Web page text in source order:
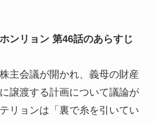
ンリョン 第46話のあらすじ
主会議が開かれ、義母の財産
譲渡する計画について議論が
リョンは「裏で糸を引いてい